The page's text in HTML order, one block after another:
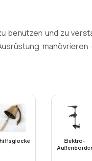
benutzen und zu
Elektro-
Außenborder